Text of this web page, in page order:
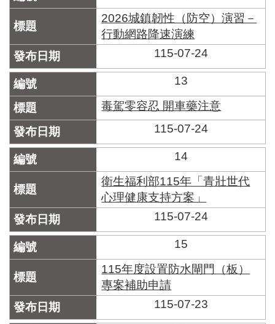
2026城鎮韌性（防空）演習－
行動網路降速演練
115-07-24
13
毒駕零容忍 開車藥注意
115-07-24
14
衛生福利部115年「青壯世代
心理健康支持方案」
115-07-24
15
115年度設置防水閘門（板）
專案補助申請
115-07-23